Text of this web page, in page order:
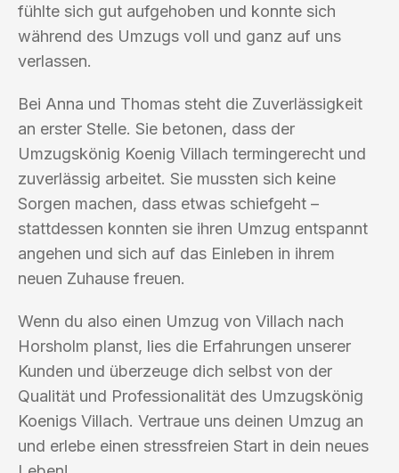
fühlte sich gut aufgehoben und konnte sich
während des Umzugs voll und ganz auf uns
verlassen.
Bei Anna und Thomas steht die Zuverlässigkeit
an erster Stelle. Sie betonen, dass der
Umzugskönig Koenig Villach termingerecht und
zuverlässig arbeitet. Sie mussten sich keine
Sorgen machen, dass etwas schiefgeht –
stattdessen konnten sie ihren Umzug entspannt
angehen und sich auf das Einleben in ihrem
neuen Zuhause freuen.
Wenn du also einen Umzug von Villach nach
Horsholm planst, lies die Erfahrungen unserer
Kunden und überzeuge dich selbst von der
Qualität und Professionalität des Umzugskönig
Koenigs Villach. Vertraue uns deinen Umzug an
und erlebe einen stressfreien Start in dein neues